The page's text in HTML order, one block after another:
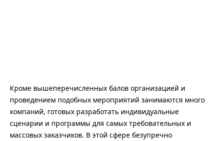
Кроме вышеперечисленных балов организацией и
проведением подобных мероприятий занимаются много
компаний, готовых разработать индивидуальные
сценарии и программы для самых требовательных и
массовых заказчиков. В этой сфере безупречно